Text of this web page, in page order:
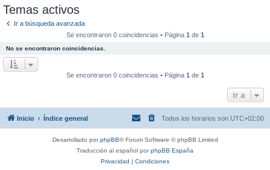
Temas activos
Ir a búsqueda avanzada
Se encontraron 0 coincidencias • Página 1 de 1
No se encontraron coincidencias.
Se encontraron 0 coincidencias • Página 1 de 1
Ir a
Inicio Índice general Todos los horarios son UTC+02:00
Desarrollado porphpBB® Forum Software © phpBB Limited
Traducción al español porphpBB España
Privacidad | Condiciones